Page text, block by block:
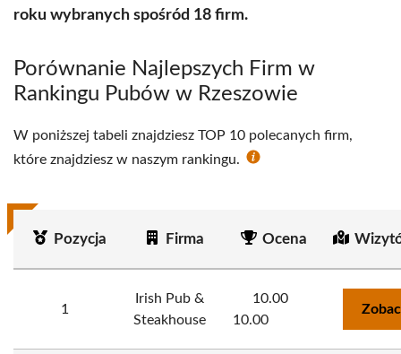
roku wybranych spośród 18 firm.
Porównanie Najlepszych Firm w
Rankingu Pubów w Rzeszowie
W poniższej tabeli znajdziesz TOP 10 polecanych firm,
które znajdziesz w naszym rankingu.
Pozycja Firma Ocena
1
Irish Pub &
Steakhouse
10.00
10.00